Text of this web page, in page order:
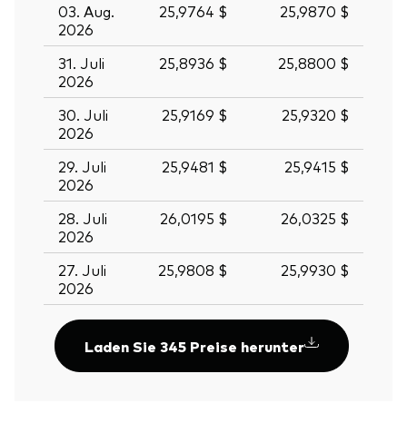
03. Aug.
2026
25,9764 $ 25,9870 $
31. Juli
2026
25,8936 $ 25,8800 $
30. Juli
2026
25,9169 $ 25,9320 $
29. Juli
2026
25,9481 $ 25,9415 $
28. Juli
2026
26,0195 $ 26,0325 $
27. Juli
2026
25,9808 $ 25,9930 $
Laden Sie 345 Preise herunter